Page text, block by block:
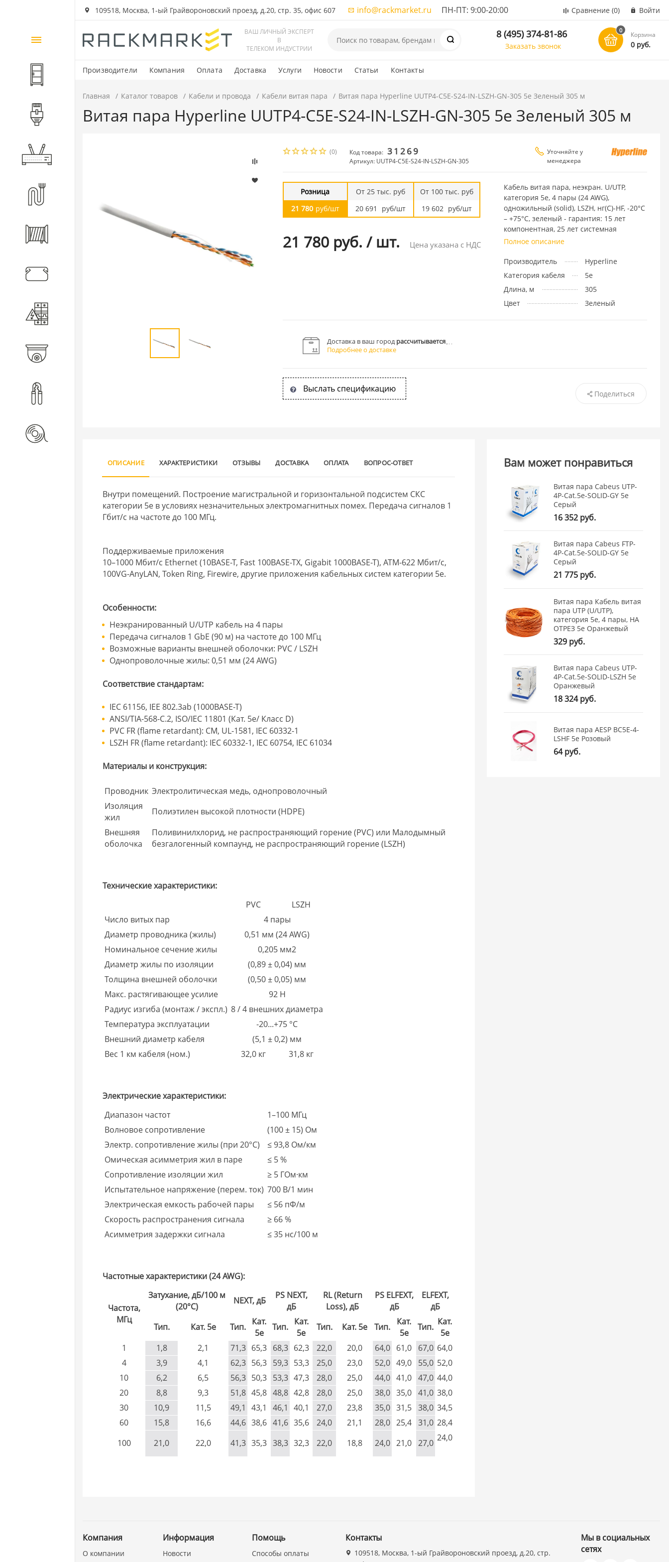
109518, Москва, 1-ый Грайвороновский проезд, д.20, стр. 35, офис 607 info@rackmarket.ru ПН-ПТ: 9:00-20:00 Сравнение (0) Войти
ВАШ ЛИЧНЫЙ ЭКСПЕРТ
В
ТЕЛЕКОМ ИНДУСТРИИ
8 (495) 374-81-86
Заказать звонок
0
Корзина
0 руб.
Производители Компания Оплата Доставка Услуги Новости Статьи Контакты
Каталог
товаров
Шкафы и стойки
Компоненты СКС
Главная Каталог товаров Кабели и провода Кабели витая пара Витая пара Hyperline UUTP4-C5E-S24-IN-LSZH-GN-305 5e Зеленый 305 м
Витая пара Hyperline UUTP4-C5E-S24-IN-LSZH-GN-305 5e Зеленый 305 м
(0) Код товара: 31269
Артикул: UUTP4-C5E-S24-IN-LSZH-GN-305
Уточняйте у
менеджера
Розница
21 780 руб/шт
От 25 тыс. руб
20 691
руб/шт
От 100 тыс. руб
19 602 руб/шт
21 780 руб. / шт. Цена указана с НДС
Кабель витая пара, неэкран. U/UTP,
категория 5e, 4 пары (24 AWG),
одножильный (solid), LSZH, нг(С)-HF, -20°C
– +75°C, зеленый - гарантия: 15 лет
компонентная, 25 лет системная
Полное описание
Производитель
Hyperline
Категория кабеля
5e
Длина, м
305
Цвет
Зеленый
Доставка в ваш городрассчитывается
Подробнее о доставке
Выслать спецификацию Поделиться
ОПИСАНИЕ ХАРАКТЕРИСТИКИ ОТЗЫВЫ ДОСТАВКА ОПЛАТА ВОПРОС-ОТВЕТ
Внутри помещений. Построение магистральной и горизонтальной подсистем СКС
категории 5e в условиях незначительных электромагнитных помех. Передача сигналов 1
Гбит/с на частоте до 100 МГц.
Поддерживаемые приложения
10–1000 Мбит/с Ethernet (10BASE-T, Fast 100BASE-TX, Gigabit 1000BASE-T), ATM-622 Мбит/с,
100VG-AnyLAN, Token Ring, Firewire, другие приложения кабельных систем категории 5e.
Особенности:
Неэкранированный U/UTP кабель на 4 пары
Передача сигналов 1 GbE (90 м) на частоте до 100 МГц
Возможные варианты внешней оболочки: PVC / LSZH
Однопроволочные жилы: 0,51 мм (24 AWG)
Соответствие стандартам:
IEC 61156, IEE 802.3ab (1000BASE-T)
ANSI/TIA-568-C.2, ISO/IEC 11801 (Кат. 5e/ Класс D)
PVC FR (flame retardant): CM, UL-1581, IEC 60332-1
LSZH FR (flame retardant): IEC 60332-1, IEC 60754, IEC 61034
Материалы и конструкция:
Проводник Электролитическая медь, однопроволочный
Изоляция
жил
Полиэтилен высокой плотности (HDPE)
Внешняя
оболочка
Поливинилхлорид, не распространяющий горение (PVC) или Малодымный
безгалогенный компаунд, не распространяющий горение (LSZH)
Технические характеристики:
PVC
LSZH
Число витых пар
4 пары
Диаметр проводника (жилы)
0,51 мм (24 AWG)
Номинальное сечение жилы
0,205 мм2
Диаметр жилы по изоляции
(0,89 ± 0,04) мм
Толщина внешней оболочки
(0,50 ± 0,05) мм
Макс. растягивающее усилие
92 Н
Радиус изгиба (монтаж / экспл.) 8 / 4 внешних диаметра
Температура эксплуатации
-20...+75 °С
Внешний диаметр кабеля
(5,1 ± 0,2) мм
Вес 1 км кабеля (ном.)
32,0 кг 31,8 кг
Электрические характеристики:
Диапазон частот
1–100 МГц
Волновое сопротивление
(100 ± 15) Ом
Электр. сопротивление жилы (при 20°С)
≤ 93,8 Ом/км
Омическая асимметрия жил в паре
≤ 5 %
Сопротивление изоляции жил
≥ 5 ГОм·км
Испытательное напряжение (перем. ток) 700 В/1 мин
Электрическая емкость рабочей пары
≤ 56 пФ/м
Скорость распространения сигнала
≥ 66 %
Асимметрия задержки сигнала
≤ 35 нс/100 м
Частотные характеристики (24 AWG):
Частота,
МГц
Затухание, дБ/100 м
(20°C)
NEXT, дБ
PS NEXT,
дБ
RL (Return
Loss), дБ
PS ELFEXT,
дБ
ELFEXT,
дБ
Тип.
Кат. 5e Тип. Кат.
5e
Тип. Кат.
5e
Тип. Кат. 5e Тип.
Кат.
5e
Тип. Кат.
5e
1
1,8 2,1 71,3 65,3 68,3 62,3 22,0 20,0 64,0 61,0 67,0 64,0
4
3,9 4,1 62,3 56,3 59,3 53,3 25,0 23,0 52,0 49,0 55,0 52,0
10
6,2 6,5 56,3 50,3 53,3 47,3 28,0 25,0 44,0 41,0 47,0 44,0
20
8,8 9,3 51,8 45,8 48,8 42,8 28,0 25,0 38,0 35,0 41,0 38,0
30
10,9 11,5 49,1 43,1 46,1 40,1 27,0 23,8 35,0 31,5 38,0 34,5
60
15,8 16,6 44,6 38,6 41,6 35,6 24,0 21,1 28,0 25,4 31,0 28,4
100
21,0 22,0 41,3 35,3 38,3 32,3 22,0 18,8 24,0 21,0 27,0 24,0
Вам может понравиться
Витая пара Cabeus UTP-
4P-Cat.5e-SOLID-GY 5e
Серый
16 352 руб.
Витая пара Cabeus FTP-
4P-Cat.5e-SOLID-GY 5e
Серый
21 775 руб.
Витая пара Кабель витая
пара UTP (U/UTP),
категория 5e, 4 пары, НА
ОТРЕЗ 5e Оранжевый
329 руб.
Витая пара Cabeus UTP-
4P-Cat.5e-SOLID-LSZH 5e
Оранжевый
18 324 руб.
Витая пара AESP BC5E-4-
LSHF 5e Розовый
64 руб.
Компания
О компании
Информация
Новости
Помощь
Способы оплаты
Контакты
109518, Москва, 1-ый Грайвороновский проезд, д.20, стр.
Мы в социальных
сетях